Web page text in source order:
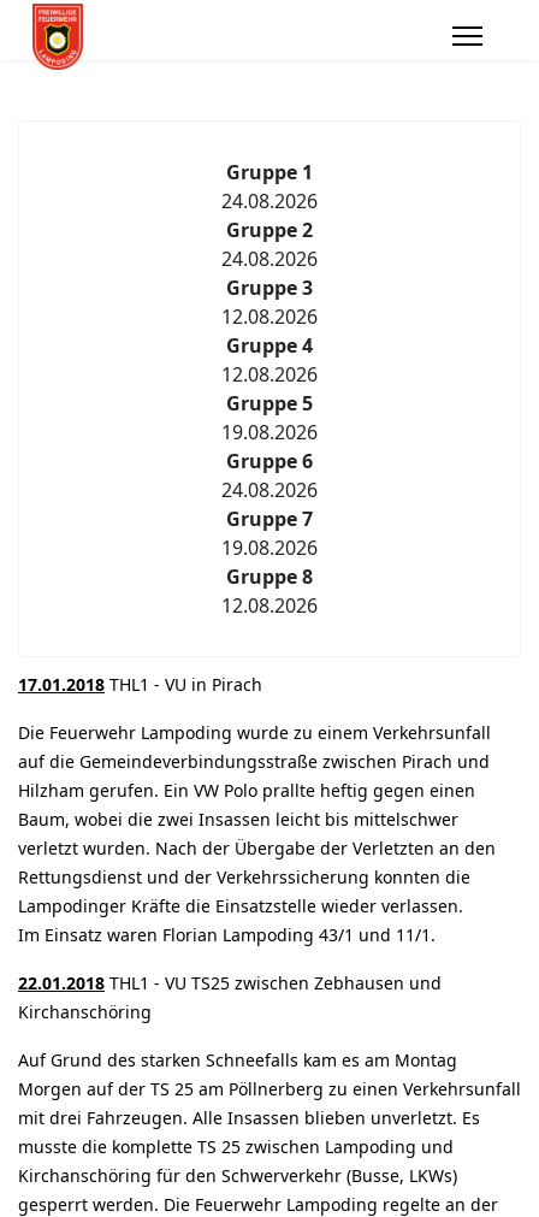
Gruppe 1
24.08.2026
Gruppe 2
24.08.2026
Gruppe 3
12.08.2026
Gruppe 4
12.08.2026
Gruppe 5
19.08.2026
Gruppe 6
24.08.2026
Gruppe 7
19.08.2026
Gruppe 8
12.08.2026
17.01.2018 THL1 - VU in Pirach
Die Feuerwehr Lampoding wurde zu einem Verkehrsunfall
auf die Gemeindeverbindungsstraße zwischen Pirach und
Hilzham gerufen. Ein VW Polo prallte heftig gegen einen
Baum, wobei die zwei Insassen leicht bis mittelschwer
verletzt wurden. Nach der Übergabe der Verletzten an den
Rettungsdienst und der Verkehrssicherung konnten die
Lampodinger Kräfte die Einsatzstelle wieder verlassen.
Im Einsatz waren Florian Lampoding 43/1 und 11/1.
22.01.2018 THL1 - VU TS25 zwischen Zebhausen und
Kirchanschöring
Auf Grund des starken Schneefalls kam es am Montag
Morgen auf der TS 25 am Pöllnerberg zu einen Verkehrsunfall
mit drei Fahrzeugen. Alle Insassen blieben unverletzt. Es
musste die komplette TS 25 zwischen Lampoding und
Kirchanschöring für den Schwerverkehr (Busse, LKWs)
gesperrt werden. Die Feuerwehr Lampoding regelte an der